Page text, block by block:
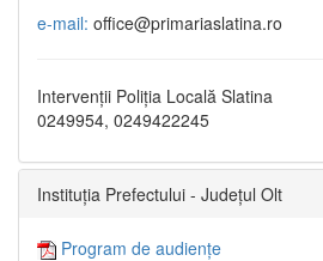
e-mail: office@primariaslatina.ro
Intervenții Poliția Locală Slatina
0249954, 0249422245
Instituția Prefectului - Județul Olt
Program de audiențe